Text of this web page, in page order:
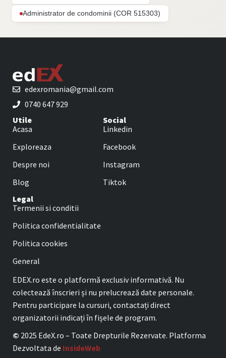
Administrator de condominii (COR 515303)
edexromania@gmail.com
0740 647 929
Utile
Acasa
Exploreaza
Despre noi
Blog
Social
Linkedin
Facebook
Instagram
Tiktok
Legal
Termenii si conditii
Politica confidentialitate
Politica cookies
General
EDEX.ro este o platformă exclusiv informativă. Nu
colectează înscrieri și nu prelucrează date personale.
Pentru participare la cursuri, contactați direct
organizatorii indicați în fișele de program.
© 2025 EdeX.ro – Toate Drepturile Rezervate. Platforma
Dezvoltata de InsideWeb